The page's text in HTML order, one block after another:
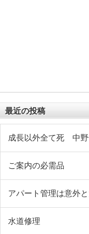
最近の投稿
成長以外全て死 中野
ご案内の必需品
アパート管理は意外と
水道修理